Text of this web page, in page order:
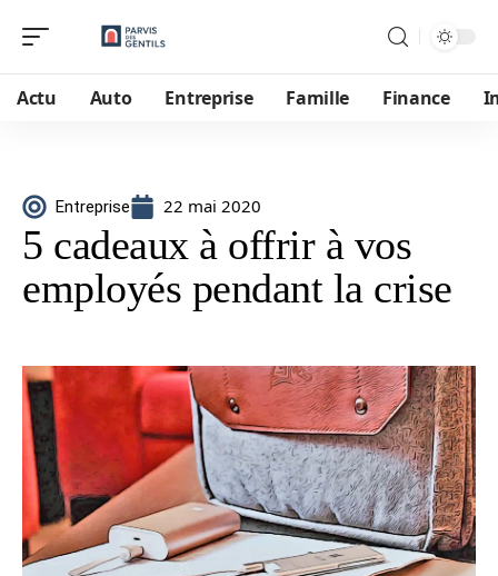
Actu Auto Entreprise Famille Finance
Entreprise 22 mai 2020
5 cadeaux à offrir à vos
employés pendant la crise